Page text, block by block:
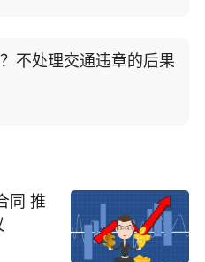
不处理交通违章的后果
同 推